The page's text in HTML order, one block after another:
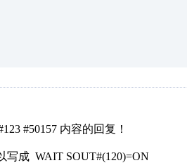
#50157 内容的回复！
写成 WAIT SOUT#(120)=ON